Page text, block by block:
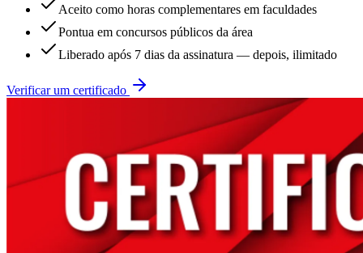
Aceito como horas complementares em faculdades
Pontua em concursos públicos da área
Liberado após 7 dias da assinatura — depois, ilimitado
Verificar um certificado